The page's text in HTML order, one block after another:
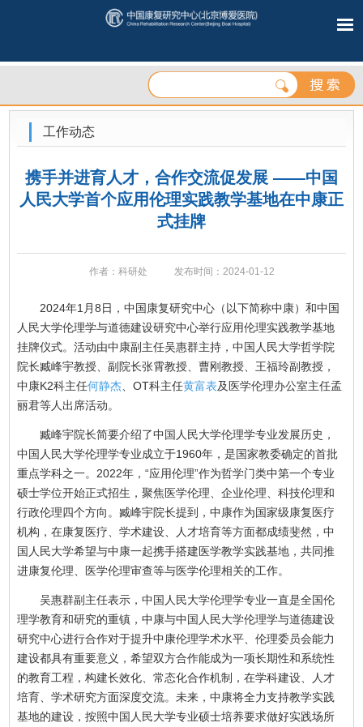
工作动态
携手并进育人才，合作交流促发展 ——中国
人民大学首个应用伦理实践教学基地在中康正
式挂牌
作者：科研处 发布时间：2024-01-12
2024年1月8日，中国康复研究中心（以下简称中康）和中国
人民大学伦理学与道德建设研究中心举行应用伦理实践教学基地
挂牌仪式。活动由中康副主任吴惠群主持，中国人民大学哲学院
院长臧峰宇教授、副院长张霄教授、曹刚教授、王福玲副教授，
中康K2科主任何静杰 、OT科主任黄富表及医学伦理办公室主任孟
丽君等人出席活动。
臧峰宇院长简要介绍了中国人民大学伦理学专业发展历史，
中国人民大学伦理学专业成立于1960年，是国家教委确定的首批
重点学科之一。2022年，“应用伦理”作为哲学门类中第一个专业
硕士学位开始正式招生，聚焦医学伦理、企业伦理、科技伦理和
行政伦理四个方向。臧峰宇院长提到，中康作为国家级康复医疗
机构，在康复医疗、学术建设、人才培育等方面都成绩斐然，中
国人民大学希望与中康一起携手搭建医学教学实践基地，共同推
进康复伦理、医学伦理审查等与医学伦理相关的工作。
吴惠群副主任表示，中国人民大学伦理学专业一直是全国伦
理学教育和研究的重镇，中康与中国人民大学伦理学与道德建设
研究中心进行合作对于提升中康伦理学术水平、伦理委员会能力
建设都具有重要意义，希望双方合作能成为一项长期性和系统性
的教育工程，构建长效化、常态化合作机制，在学科建设、人才
培育、学术研究方面深度交流。未来，中康将全力支持教学实践
基地的建设，按照中国人民大学专业硕士培养要求做好实践场所